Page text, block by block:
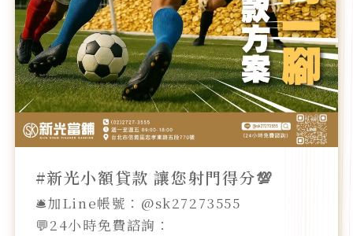
#新光小額貸款 讓您射門得分💯
🛎️加Line帳號：@sk27273555
💬24小時免費諮詢：
您
射
門
得
分
💯